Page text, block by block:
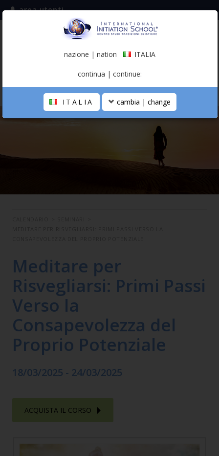
iscriviti alla mailing list
(italiano)
area utenti
LA SCUOLA
Meditare per
Risvegliarsi: Primi Passi
Verso la
Consapevolezza del
Proprio Potenziale
18/03/2025 - 24/03/2025
ACQUISTA IL CORSO
nazione | nation ITALIA
continua | continue:
ITALIA cambia | change